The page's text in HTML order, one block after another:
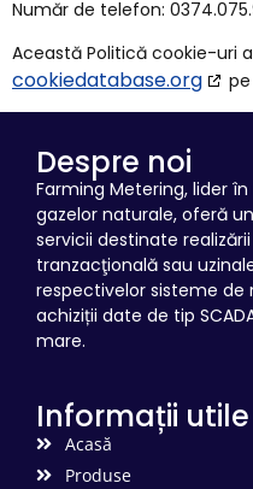
Număr de telefon:
Această Politică cookie-uri
cookiedatabase.org
Despre noi
Farming Metering, lider
gazelor naturale, oferă
servicii destinate
tranzacţională sau
respectivelor sisteme de
achiziții date de tip
mare.
Informații utile
Acasă
Produse